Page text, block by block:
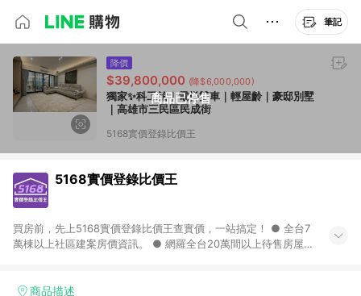
筆記
商品已停售
降價
$39,800,000 (降$6,000,000)
獨家✨科工館｜電梯雙車｜輕屋齡｜豪邸別墅
｜高雄市三民區民成街
5168實價登錄比價王
5168實價登錄比價王
買房前，先上5168實價登錄比價王查實價，一站搞定！ ● 全台7
萬棟以上社區建案房價資訊。 ● 網羅全台20萬間以上待售房屋，
器人，24小時在線查。
商品描述